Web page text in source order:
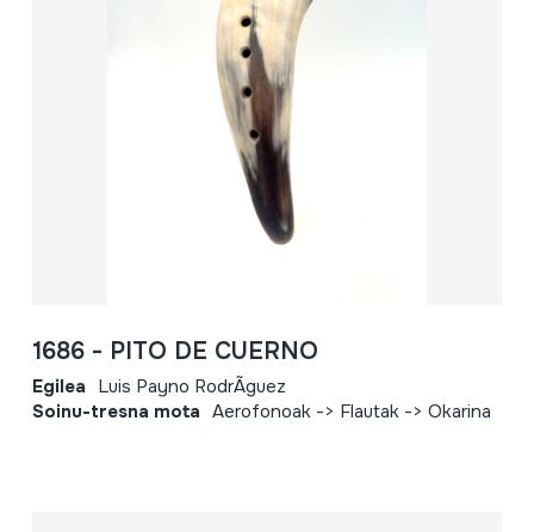
1686 - PITO DE CUERNO
Egilea Luis Payno RodrÃ­guez
Soinu-tresna mota Aerofonoak -> Flautak -> Okarina